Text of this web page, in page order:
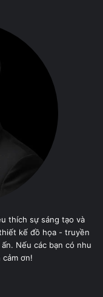
thích sự sáng tạo và
kế đồ họa - truyền
Nếu các bạn có nhu
cảm ơn!